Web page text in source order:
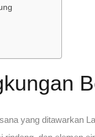
yang ditawarkan